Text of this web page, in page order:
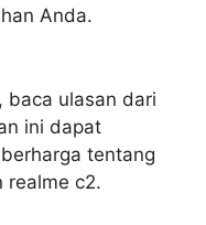
Anda.
baca ulasan dari
ini dapat
tentang
realme c2.